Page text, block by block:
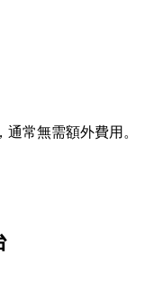
常無需額外費用。